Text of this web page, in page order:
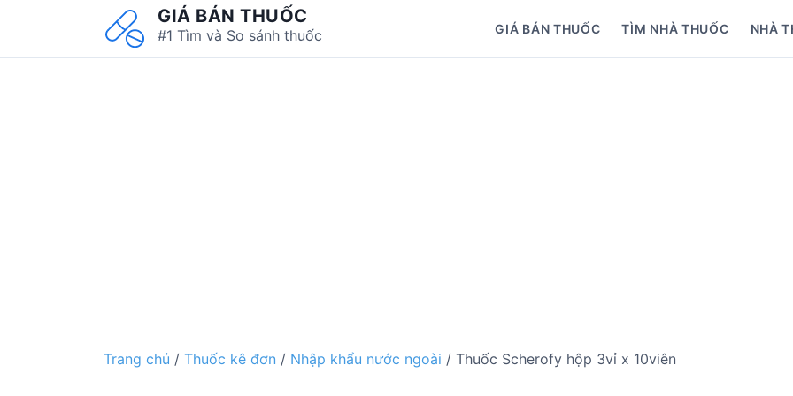
GIÁ BÁN THUỐC
#1 Tìm và So sánh thuốc GIÁ BÁN THUỐC TÌM NHÀ THUỐC NHÀ
Trang chủ / Thuốc kê đơn / Nhập khẩu nước ngoài / Thuốc Scherofy hộp 3vỉ x 10viên